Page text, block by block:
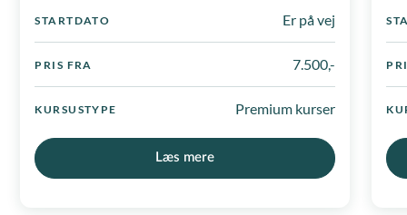
STARTDATO Er på vej
PRIS FRA 7.500,-
KURSUSTYPE Premium kurser
Læs mere